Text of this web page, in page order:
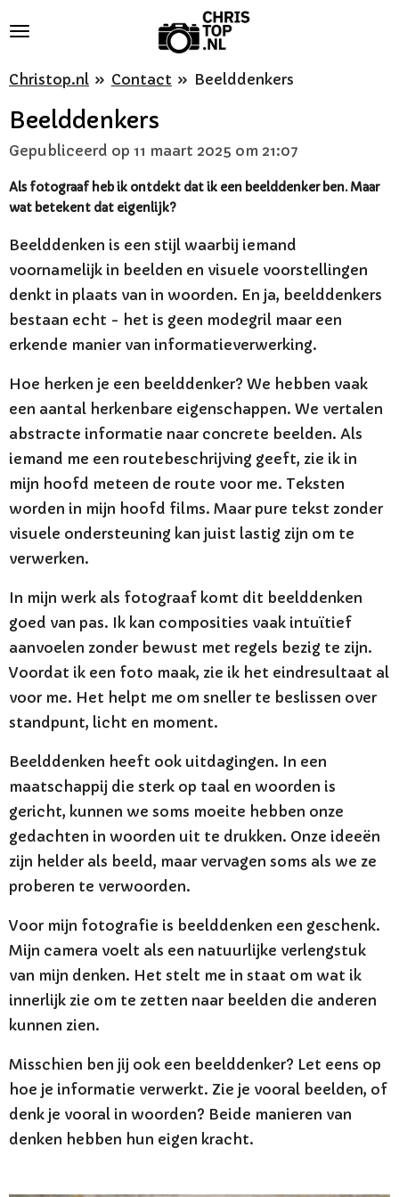
naar
hoofdinhoud
Christop.nl » Contact » Beelddenkers
Beelddenkers
Gepubliceerd op 11 maart 2025 om 21:07
Als fotograaf heb ik ontdekt dat ik een beelddenker ben. Maar
wat betekent dat eigenlijk?
Beelddenken is een stijl waarbij iemand
voornamelijk in beelden en visuele voorstellingen
denkt in plaats van in woorden. En ja, beelddenkers
bestaan echt - het is geen modegril maar een
erkende manier van informatieverwerking.
Hoe herken je een beelddenker? We hebben vaak
een aantal herkenbare eigenschappen. We vertalen
abstracte informatie naar concrete beelden. Als
iemand me een routebeschrijving geeft, zie ik in
mijn hoofd meteen de route voor me. Teksten
worden in mijn hoofd films. Maar pure tekst zonder
visuele ondersteuning kan juist lastig zijn om te
verwerken.
In mijn werk als fotograaf komt dit beelddenken
goed van pas. Ik kan composities vaak intuïtief
aanvoelen zonder bewust met regels bezig te zijn.
Voordat ik een foto maak, zie ik het eindresultaat al
voor me. Het helpt me om sneller te beslissen over
standpunt, licht en moment.
Beelddenken heeft ook uitdagingen. In een
maatschappij die sterk op taal en woorden is
gericht, kunnen we soms moeite hebben onze
gedachten in woorden uit te drukken. Onze ideeën
zijn helder als beeld, maar vervagen soms als we ze
proberen te verwoorden.
Voor mijn fotografie is beelddenken een geschenk.
Mijn camera voelt als een natuurlijke verlengstuk
van mijn denken. Het stelt me in staat om wat ik
innerlijk zie om te zetten naar beelden die anderen
kunnen zien.
Misschien ben jij ook een beelddenker? Let eens op
hoe je informatie verwerkt. Zie je vooral beelden, of
denk je vooral in woorden? Beide manieren van
denken hebben hun eigen kracht.